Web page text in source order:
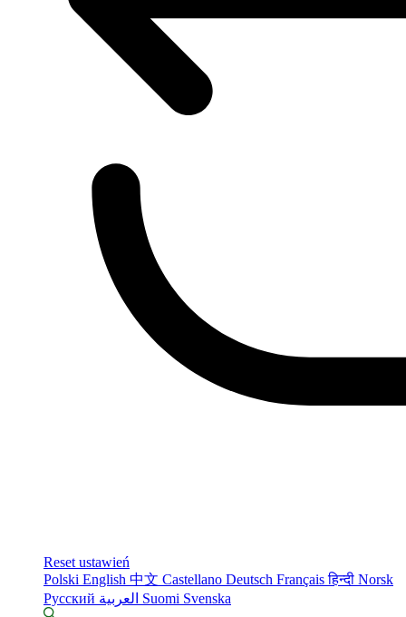
Reset ustawień
Polski English 中文 Castellano Deutsch Françaisहिन्दी Norsk
Русский
Suomi Svenska